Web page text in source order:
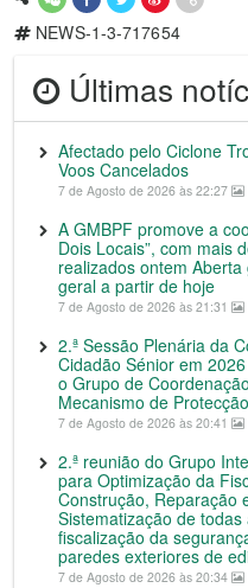
NEWS-1-3-717654
Últimas
Afectado pelo Ciclone
Voos Cancelados
7 de Agosto de 2026 às 22:27
A GMBPF promove a
Dois Locais”, com mais
realizados ontem
geral a partir de hoje
7 de Agosto de 2026 às 21:31
2.ª Sessão Plenária da
Cidadão Sénior em
o Grupo de
Mecanismo de
7 de Agosto de 2026 às 20:41
2.ª reunião do Grupo
para Optimização da
Construção, Reparação
Sistematização de
fiscalização da
paredes exteriores de
7 de Agosto de 2026 às 20:34